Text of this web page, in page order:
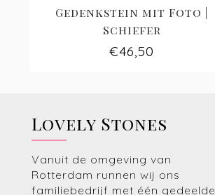
Gedenkstein mit Foto |
Schiefer
€46,50
Lovely Stones
Vanuit de omgeving van
Rotterdam runnen wij ons
familiebedrijf met één gedeelde